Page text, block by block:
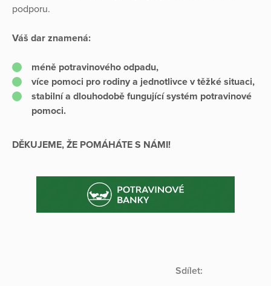
podporu.
Váš dar znamená:
méně potravinového odpadu,
více pomoci pro rodiny a jednotlivce v těžké situaci,
stabilní a dlouhodobě fungující systém potravinové
pomoci.
DĚKUJEME, ŽE POMÁHÁTE S NÁMI!
Sdílet: